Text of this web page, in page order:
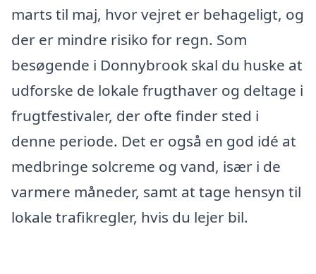
marts til maj, hvor vejret er behageligt, og
der er mindre risiko for regn. Som
besøgende i Donnybrook skal du huske at
udforske de lokale frugthaver og deltage i
frugtfestivaler, der ofte finder sted i
denne periode. Det er også en god idé at
medbringe solcreme og vand, især i de
varmere måneder, samt at tage hensyn til
lokale trafikregler, hvis du lejer bil.